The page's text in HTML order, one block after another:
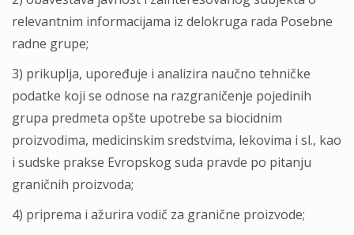
relevantnim informacijama iz delokruga rada Posebne
radne grupe;
3) prikuplјa, upoređuje i analizira naučno tehničke
podatke koji se odnose na razgraničenje pojedinih
grupa predmeta opšte upotrebe sa biocidnim
proizvodima, medicinskim sredstvima, lekovima i sl., kao
i sudske prakse Evropskog suda pravde po pitanju
graničnih proizvoda;
4) priprema i ažurira vodič za granične proizvode;